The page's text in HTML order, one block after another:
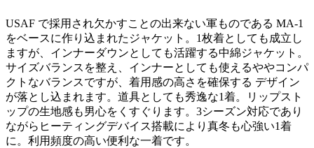
USAF で採用され欠かすことの出来ない軍ものである MA-1
をベースに作り込まれたジャケット。1枚着としても成立し
ますが、インナーダウンとしても活躍する中綿ジャケット。
サイズバランスを整え、インナーとしても使えるややコンパ
クトなバランスですが、着用感の高さを確保する デザイン
が落とし込まれます。道具としても秀逸な1着。リップスト
ップの生地感も男心をくすぐります。3シーズン対応であり
ながらヒーティングデバイス搭載により真冬も心強い1着
に。利用頻度の高い便利な一着です。